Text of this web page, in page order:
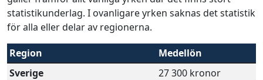
statistikunderlag. I ovanligare yrken saknas det statistik
för alla eller delar av regionerna.
Region
Medellön
Sverige
27 300 kronor